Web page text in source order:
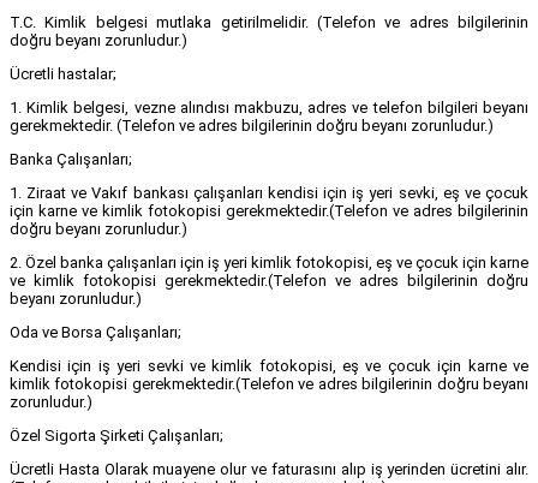
T.C. Kimlik belgesi mutlaka getirilmelidir. (Telefon ve adres bilgilerinin
doğru beyanı zorunludur.)
Ücretli hastalar;
1. Kimlik belgesi, vezne alındısı makbuzu, adres ve telefon bilgileri beyanı
gerekmektedir. (Telefon ve adres bilgilerinin doğru beyanı zorunludur.)
Banka Çalışanları;
1. Ziraat ve Vakıf bankası çalışanları kendisi için iş yeri sevki, eş ve çocuk
için karne ve kimlik fotokopisi gerekmektedir.(Telefon ve adres bilgilerinin
doğru beyanı zorunludur.)
2. Özel banka çalışanları için iş yeri kimlik fotokopisi, eş ve çocuk için karne
ve kimlik fotokopisi gerekmektedir.(Telefon ve adres bilgilerinin doğru
beyanı zorunludur.)
Oda ve Borsa Çalışanları;
Kendisi için iş yeri sevki ve kimlik fotokopisi, eş ve çocuk için karne ve
kimlik fotokopisi gerekmektedir.(Telefon ve adres bilgilerinin doğru beyanı
zorunludur.)
Özel Sigorta Şirketi Çalışanları;
Ücretli Hasta Olarak muayene olur ve faturasını alıp iş yerinden ücretini alır.